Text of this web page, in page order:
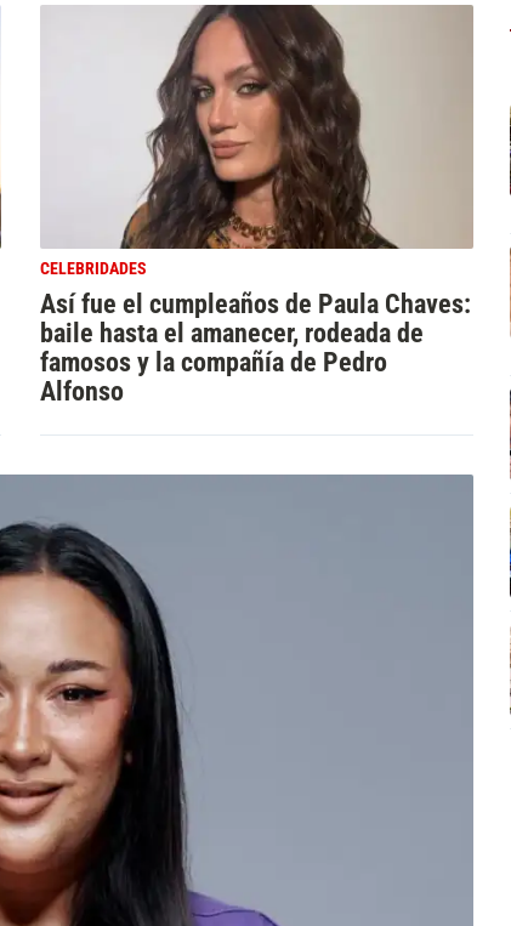
CELEBRIDADES
Así fue el cumpleaños de Paula Chaves:
baile hasta el amanecer, rodeada de
famosos y la compañía de Pedro
Alfonso